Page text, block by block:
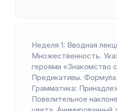
Неделя 1: Вводная
Множественность.
героями «Знакомство
Предикативы.
Грамматика:
Повелительное